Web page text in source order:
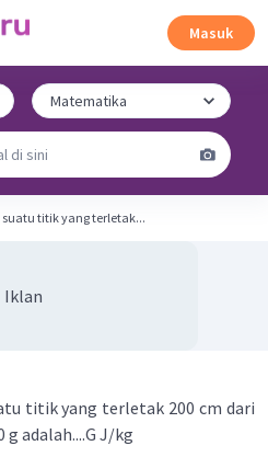
Masuk
titik yang terletak...
Iklan
titik yang terletak 200 cm dari
g adalah....G J/kg